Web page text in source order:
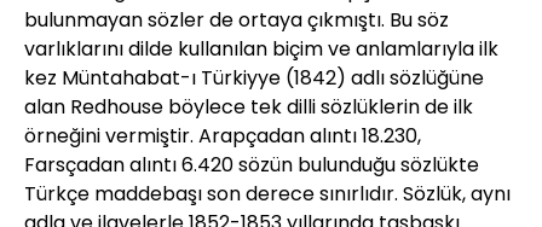
bulunmayan sözler de ortaya çıkmıştı. Bu söz
varlıklarını dilde kullanılan biçim ve anlamlarıyla ilk
kez Müntahabat-ı Türkiyye (1842) adlı sözlüğüne
alan Redhouse böylece tek dilli sözlüklerin de ilk
örneğini vermiştir. Arapçadan alıntı 18.230,
Farsçadan alıntı 6.420 sözün bulunduğu sözlükte
Türkçe maddebaşı son derece sınırlıdır. Sözlük, aynı